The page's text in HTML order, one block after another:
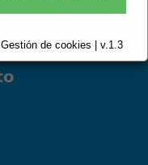
Gestión de cookies | v.1.3